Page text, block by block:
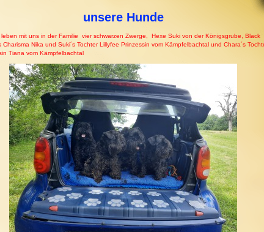
unsere Hunde
leben mit uns in der Familie vier schwarzen Zwerge, Hexe Suki von der Königsgrube, Black
Charisma Nika und Suki´s Tochter Lillyfee Prinzessin vom Kämpfelbachtal und Chara´s
Tiana vom Kämpfelbachtal